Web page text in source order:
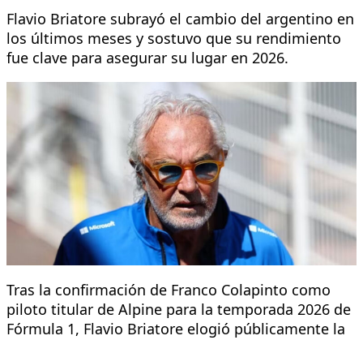
Flavio Briatore subrayó el cambio del argentino en
los últimos meses y sostuvo que su rendimiento
fue clave para asegurar su lugar en 2026.
Tras la confirmación de Franco Colapinto como
piloto titular de Alpine para la temporada 2026 de
Fórmula 1, Flavio Briatore elogió públicamente la